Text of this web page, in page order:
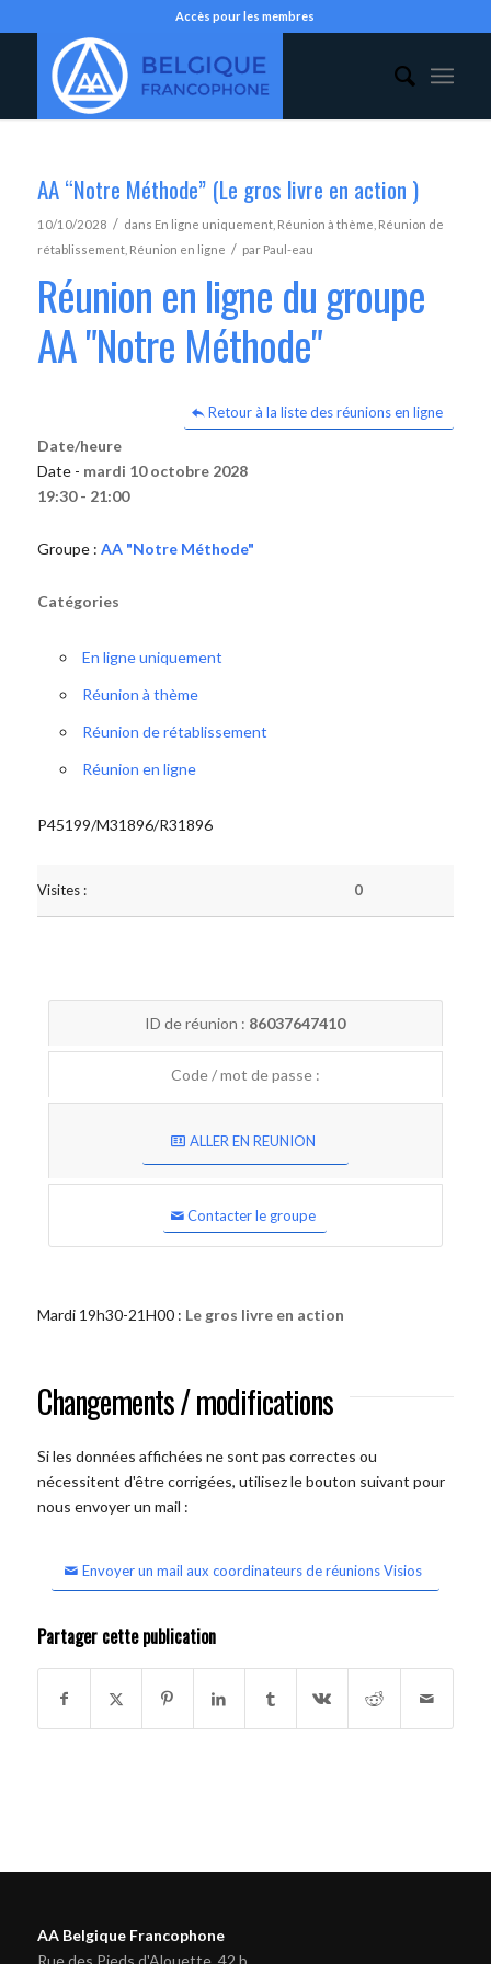
Accès pour les membres
AA “Notre Méthode” (Le gros livre en action )
10/10/2028 / dans En ligne uniquement, Réunion à thème Réunion de
rétablissement, Réunion en ligne / par Paul-eau
Réunion en ligne du groupe
AA "Notre Méthode"
Retour à la liste des réunions en ligne
Date/heure
Date - mardi 10 octobre 2028
19:30 - 21:00
Groupe : AA "Notre Méthode"
Catégories
En ligne uniquement
Réunion à thème
Réunion de rétablissement
Réunion en ligne
P45199/M31896/R31896
Visites : 0
ID de réunion : 86037647410
Code / mot de passe :
ALLER EN REUNION
Contacter le groupe
Mardi 19h30-21H00 : Le gros livre en action
Changements / modifications
Si les données affichées ne sont pas correctes ou
nécessitent d'être corrigées, utilisez le bouton suivant pour
nous envoyer un mail :
Envoyer un mail aux coordinateurs de réunions Visios
Partager cette publication
AA Belgique Francophone
Rue des Pieds d'Alouette, 42 b